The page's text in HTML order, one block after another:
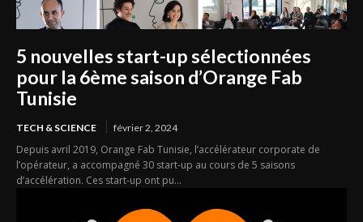
5 nouvelles start-up sélectionnées
pour la 6ème saison d’Orange Fab
Tunisie
TECH & SCIENCE février 2, 2024
Depuis avril 2019, Orange Fab Tunisie, l’accélérateur corporate de
l’opérateur, a accompagné 30 start-up au cours de 5 saisons
d’accélération. Ces start-up ont pu...